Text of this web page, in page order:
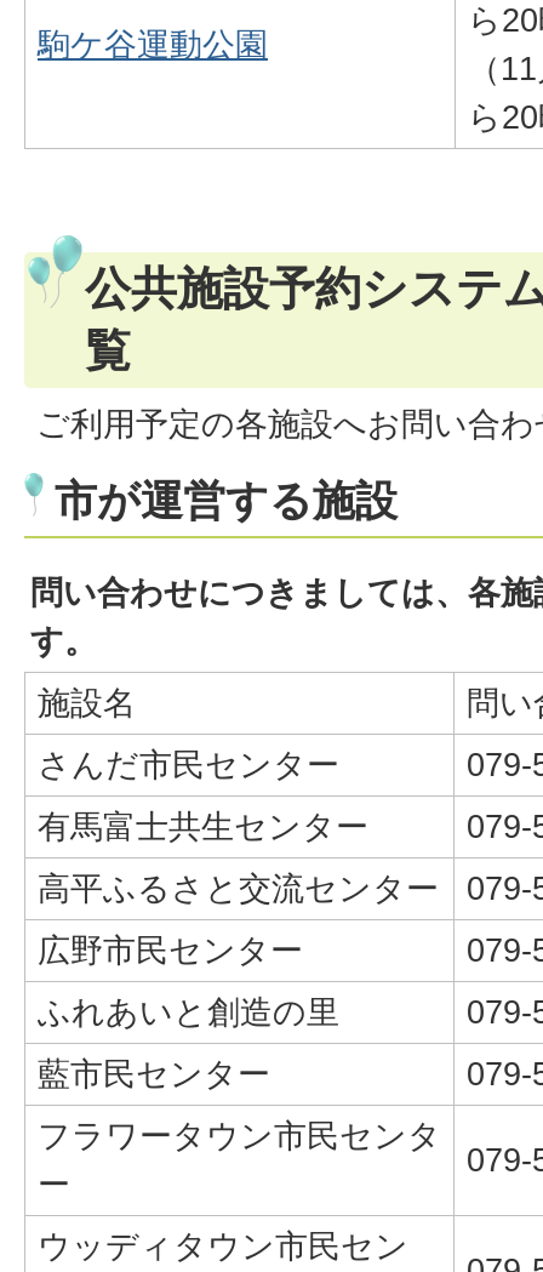
駒ケ谷運動公園
ら
（
ら
公共施設予約システ
覧
ご利用予定の各施設へお問い合
市が運営する施設
問い合わせにつきましては、各
す。
施設名
問
さんだ市民センター
079-
有馬富士共生センター
079-
高平ふるさと交流センター
079-
広野市民センター
079-
ふれあいと創造の里
079-
藍市民センター
079-
フラワータウン市民センタ
ー
079-
ウッディタウン市民セン